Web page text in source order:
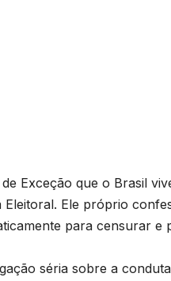
Exceção que o Brasil
Ele próprio
para censurar e
séria sobre a